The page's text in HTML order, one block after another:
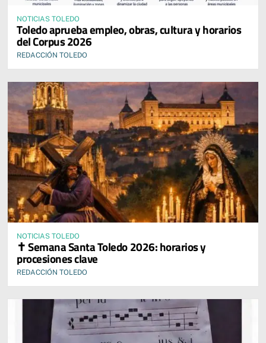
NOTICIAS TOLEDO
Toledo aprueba empleo, obras, cultura y horarios
del Corpus 2026
REDACCIÓN TOLEDO
NOTICIAS TOLEDO
✝️ Semana Santa Toledo 2026: horarios y
procesiones clave
REDACCIÓN TOLEDO